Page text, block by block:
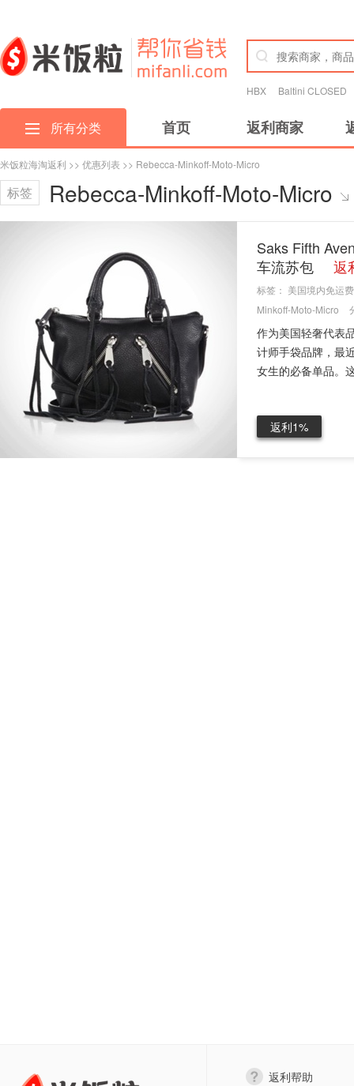
HBX Baltini CLOSED
所有分类 首页 返利商家
米饭粒海淘返利 >> 优惠列表 >> Rebecca-Minkoff-Moto-Micro
标签 Rebecca-Minkoff-Moto-Micro
Saks Fifth
车流苏包
返
标签： 美国境内免运费
Minkoff-Moto-Micro
作为美国轻奢代表
计师手袋品牌，最
女生的必备单品。
返利1%
返利帮助